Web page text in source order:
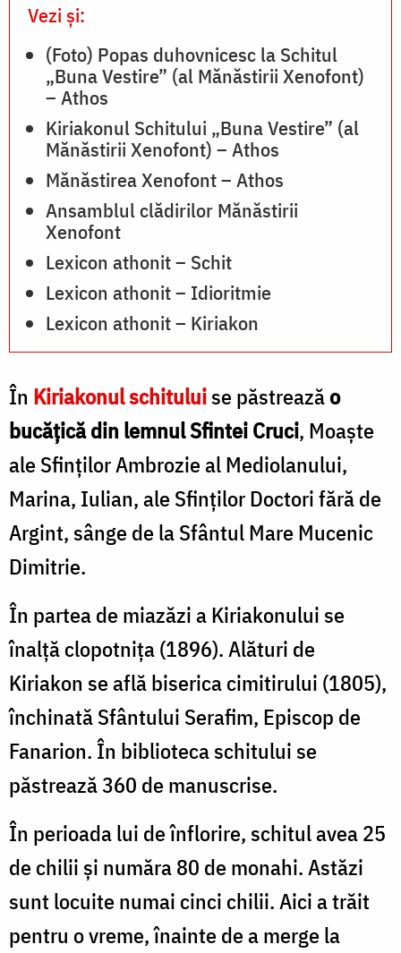
Vezi și:
(Foto) Popas duhovnicesc la Schitul
„Buna Vestire” (al Mănăstirii Xenofont)
– Athos
Kiriakonul Schitului „Buna Vestire” (al
Mănăstirii Xenofont) – Athos
Mănăstirea Xenofont – Athos
Ansamblul clădirilor Mănăstirii
Xenofont
Lexicon athonit – Schit
Lexicon athonit – Idioritmie
Lexicon athonit – Kiriakon
În Kiriakonul schituluise păstreazăo
bucăţică din lemnul Sfintei Cruci, Moaşte
ale Sfinţilor Ambrozie al Mediolanului,
Marina, Iulian, ale Sfinţilor Doctori fără de
Argint, sânge de la Sfântul Mare Mucenic
Dimitrie.
În partea de miazăzi a Kiriakonului se
înalţă clopotniţa (1896). Alături de
Kiriakon se află biserica cimitirului (1805),
închinată Sfântului Serafim, Episcop de
Fanarion. În biblioteca schitului se
păstrează 360 de manuscrise.
În perioada lui de înflorire, schitul avea 25
de chilii şi număra 80 de monahi. Astăzi
sunt locuite numai cinci chilii. Aici a trăit
pentru o vreme, înainte de a merge la